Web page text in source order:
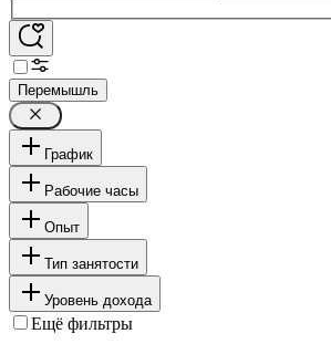
Перемышль
График
Рабочие часы
Опыт
Тип занятости
Уровень дохода
Ещё фильтры